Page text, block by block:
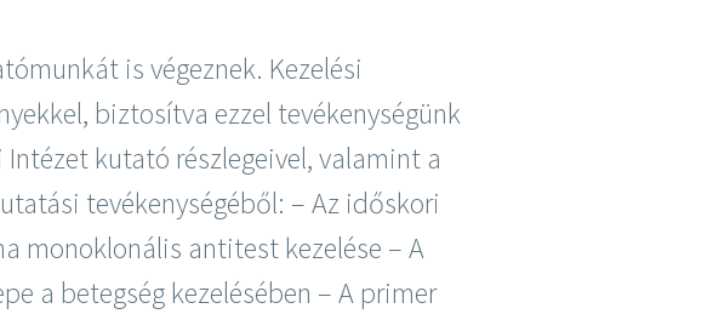
is végeznek. Kezelési
biztosítva ezzel tevékenységünk
kutató részlegeivel, valamint a
tevékenységéből: – Az időskori
monoklonális antitest kezelése – A
a betegség kezelésében – A primer